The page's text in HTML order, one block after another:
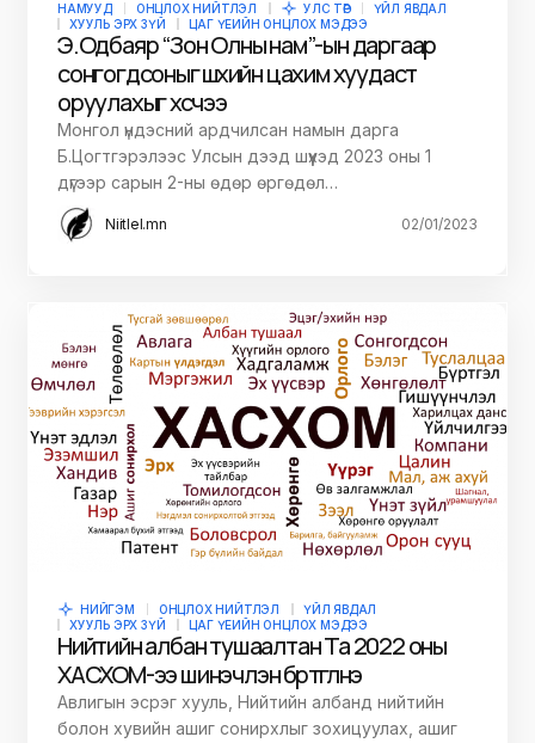
НАМУУД ОНЦЛОХ НИЙТЛЭЛ УЛС ТӨР
ҮЙЛ ЯВДАЛ
ХУУЛЬ ЭРХ ЗҮЙ
ЦАГ ҮЕИЙН ОНЦЛОХ МЭДЭЭ
Э.Одбаяр “Зон Олны нам”-ын даргаар
сонгогдсоныг шүүхийн цахим хуудаст
оруулахыг хүсчээ
Монгол үндэсний ардчилсан намын дарга
Б.Цогтгэрэлээс Улсын дээд шүүхэд 2023 оны 1
дүгээр сарын 2-ны өдөр өргөдөл…
Niitlel.mn 02/01/2023
НИЙГЭМ ОНЦЛОХ НИЙТЛЭЛ
ҮЙЛ ЯВДАЛ
ХУУЛЬ ЭРХ ЗҮЙ
ЦАГ ҮЕИЙН ОНЦЛОХ МЭДЭЭ
Нийтийн албан тушаалтан Та 2022 оны
ХАСХОМ-ээ шинэчлэн бүртгүүлнэ үү
Авлигын эсрэг хууль, Нийтийн албанд нийтийн
болон хувийн ашиг сонирхлыг зохицуулах, ашиг